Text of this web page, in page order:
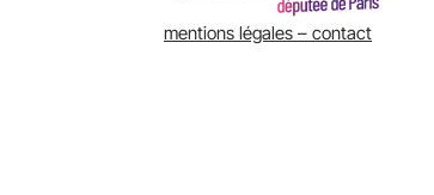
mentions légales – contact